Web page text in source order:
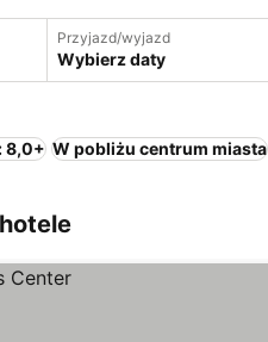
Przyjazd/wyjazd
Wybierz daty
8,0+ W pobliżu centrum miasta